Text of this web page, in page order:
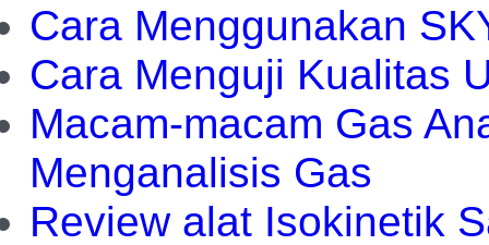
Cara Menggunakan
Cara Menguji Kualitas
Macam-macam Gas
Menganalisis Gas
Review alat Isokinetik